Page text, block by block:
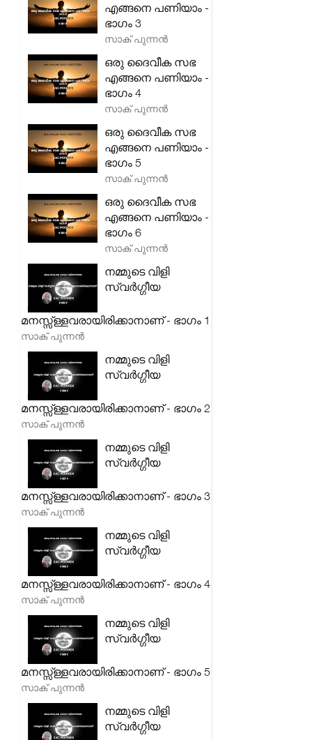
എങ്ങനെ പണിയാം -
ഭാഗം 3
സാക് പുന്നൻ
ഒരു ദൈവീക സഭ
എങ്ങനെ പണിയാം -
ഭാഗം 4
സാക് പുന്നൻ
ഒരു ദൈവീക സഭ
എങ്ങനെ പണിയാം -
ഭാഗം 5
സാക് പുന്നൻ
ഒരു ദൈവീക സഭ
എങ്ങനെ പണിയാം -
ഭാഗം 6
സാക് പുന്നൻ
നമ്മുടെ വിളി
സ്വർഗ്ഗീയ
മനസ്സ്ള്ളവരായിരിക്കാനാണ് - ഭാഗം 1
സാക് പുന്നൻ
നമ്മുടെ വിളി
സ്വർഗ്ഗീയ
മനസ്സ്ള്ളവരായിരിക്കാനാണ് - ഭാഗം 2
സാക് പുന്നൻ
നമ്മുടെ വിളി
സ്വർഗ്ഗീയ
മനസ്സ്ള്ളവരായിരിക്കാനാണ് - ഭാഗം 3
സാക് പുന്നൻ
നമ്മുടെ വിളി
സ്വർഗ്ഗീയ
മനസ്സ്ള്ളവരായിരിക്കാനാണ് - ഭാഗം 4
സാക് പുന്നൻ
നമ്മുടെ വിളി
സ്വർഗ്ഗീയ
മനസ്സ്ള്ളവരായിരിക്കാനാണ് - ഭാഗം 5
സാക് പുന്നൻ
നമ്മുടെ വിളി
സ്വർഗ്ഗീയ